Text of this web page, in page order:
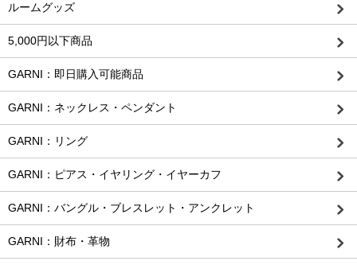
ルームグッズ
5,000円以下商品
GARNI：即日購入可能商品
GARNI：ネックレス・ペンダント
GARNI：リング
GARNI：ピアス・イヤリング・イヤーカフ
GARNI：バングル・ブレスレット・アンクレット
GARNI：財布・革物